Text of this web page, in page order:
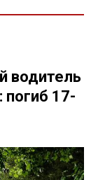
водитель
погиб 17-